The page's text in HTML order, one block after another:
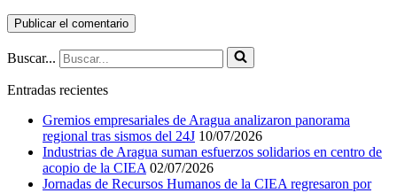
Buscar...
Entradas recientes
Gremios empresariales de Aragua analizaron panorama
regional tras sismos del 24J 10/07/2026
Industrias de Aragua suman esfuerzos solidarios en centro de
acopio de la CIEA 02/07/2026
Jornadas de Recursos Humanos de la CIEA regresaron por